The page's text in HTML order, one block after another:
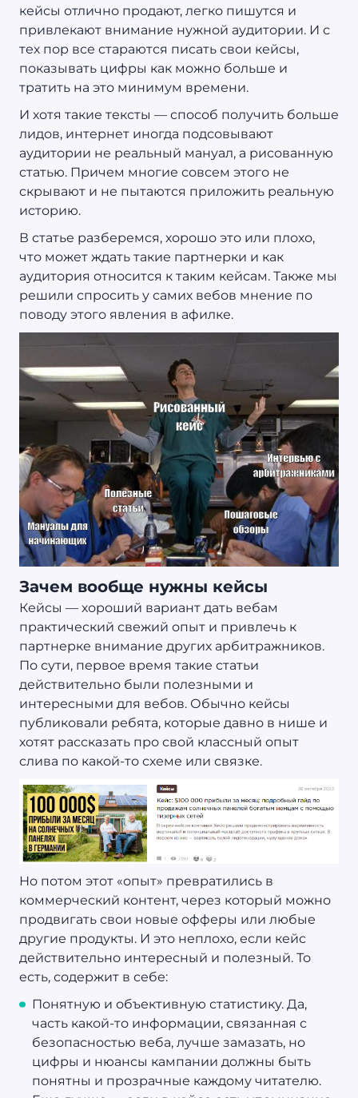
кейсы отлично продают, легко пишутся и
привлекают внимание нужной аудитории. И с
тех пор все стараются писать свои кейсы,
показывать цифры как можно больше и
тратить на это минимум времени.
И хотя такие тексты — способ получить больше
лидов, интернет иногда подсовывают
аудитории не реальный мануал, а рисованную
статью. Причем многие совсем этого не
скрывают и не пытаются приложить реальную
историю.
В статье разберемся, хорошо это или плохо,
что может ждать такие партнерки и как
аудитория относится к таким кейсам. Также мы
решили спросить у самих вебов мнение по
поводу этого явления в афилке.
Зачем вообще нужны кейсы
Кейсы — хороший вариант дать вебам
практический свежий опыт и привлечь к
партнерке внимание других арбитражников.
По сути, первое время такие статьи
действительно были полезными и
интересными для вебов. Обычно кейсы
публиковали ребята, которые давно в нише и
хотят рассказать про свой классный опыт
слива по какой-то схеме или связке.
Но потом этот «опыт» превратились в
коммерческий контент, через который можно
продвигать свои новые офферы или любые
другие продукты. И это неплохо, если кейс
действительно интересный и полезный. То
есть, содержит в себе:
Понятную и объективную статистику. Да,
часть какой-то информации, связанная с
безопасностью веба, лучше замазать, но
цифры и нюансы кампании должны быть
понятны и прозрачные каждому читателю.